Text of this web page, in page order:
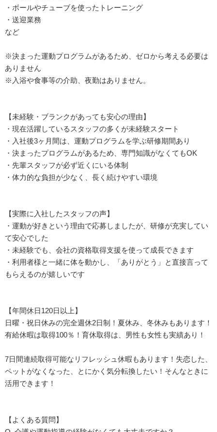
・ボールやチューブを使ったトレーニング
・送迎業務
など
※決まった運動プログラムがあるため、ゼロから考える必要は
ありません
※入浴や食事等の介助、夜勤はありません。
【未経験・ブランクがあっても安心の理由】
・現在活躍しているスタッフの多くが未経験スタート
・入社後3ヶ月間は、運動プログラムを学ぶ研修期間あり
・決まったプログラムがあるため、専門知識がなくてもOK
・先輩スタッフが必ず近くにいる体制
・体力的な負担が少なく、長く続けやすい環境
【実際に入社したスタッフの声】
・運動が好きという理由で応募しましたが、研修が充実してい
て安心でした
・未経験でも、会社の資格取得支援を使って成長できます
・利用者様と一緒に体を動かし、「ありがとう」と直接言って
もらえるのが嬉しいです
【年間休日120日以上】
日曜・祝日休みの完全週休2日制！夏休み、冬休みもあります！
有給休暇は取得100％！育休取得は、男性も女性も実績あり！
7日間連続取得可能なリフレッシュ休暇もあります！失恋した、
ペットがなくなった、とにかく気分転換したい！そんなときに
活用できます！
【よくある質問】